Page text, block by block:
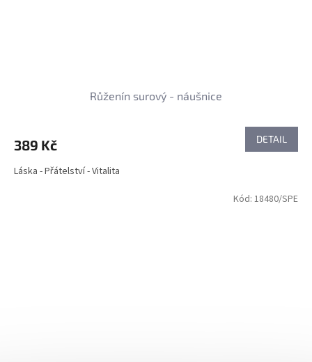
Růženín surový - náušnice
389 Kč DETAIL
Láska - Přátelství - Vitalita
Kód: 18480/SPE